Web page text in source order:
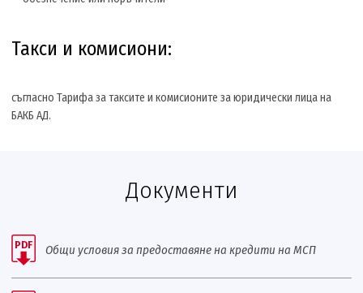
Такси и комисиони:
съгласно Тарифа за таксите и комисионите за юридически лица на
БАКБ АД.
Документи
PDF Общи условия за предоставяне на кредити на МСП